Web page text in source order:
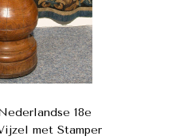
18e
met Stamper